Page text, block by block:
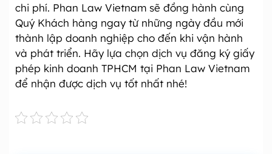
chi phí. Phan Law Vietnam sẽ đồng hành cùng
Quý Khách hàng ngay từ những ngày đầu mới
thành lập doanh nghiệp cho đến khi vận hành
và phát triển. Hãy lựa chọn dịch vụ đăng ký giấy
phép kinh doanh TPHCM tại Phan Law Vietnam
để nhận được dịch vụ tốt nhất nhé!